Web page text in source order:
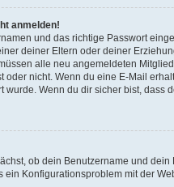
anmelden!
und das richtige Passwort
deiner Eltern oder deiner
alle neu angemeldeten
oder nicht. Wenn du eine E-Mail
Wenn du dir sicher bist,
ob dein Benutzername und
Konfigurationsproblem mit der